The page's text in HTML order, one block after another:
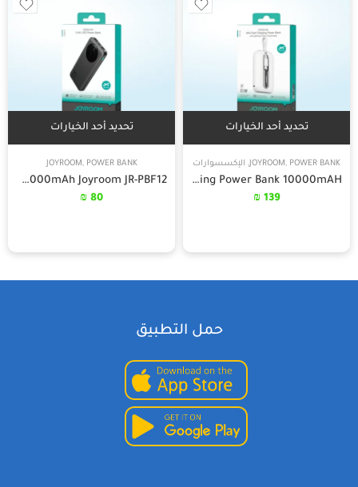
تحديد أحد الخيارات
JOYROOM, POWER BANK
, الإكسسوارات
JoyRoom Mini Fast Charging Power Bank 10000mAH
139
₪
تحديد أحد الخيارات
JOYROOM, POWER BANK
Power Bank 10000mAh Joyroom JR-PBF12
80
₪
حمل التطبيق